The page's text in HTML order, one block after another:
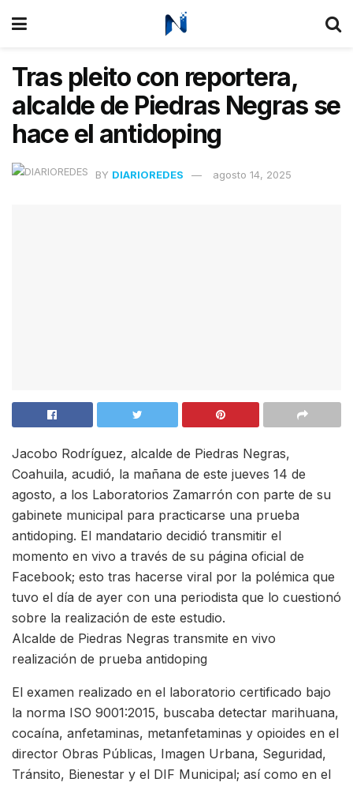
Tras pleito con reportera,
alcalde de Piedras Negras se
hace el antidoping
BY DIARIOREDES agosto 14, 2025
Jacobo Rodríguez, alcalde de Piedras Negras,
Coahuila, acudió, la mañana de este jueves 14 de
agosto, a los Laboratorios Zamarrón con parte de su
gabinete municipal para practicarse una prueba
antidoping. El mandatario decidió transmitir el
momento en vivo a través de su página oficial de
Facebook; esto tras hacerse viral por la polémica que
tuvo el día de ayer con una periodista que lo cuestionó
sobre la realización de este estudio.
Alcalde de Piedras Negras transmite en vivo
realización de prueba antidoping
El examen realizado en el laboratorio certificado bajo
la norma ISO 9001:2015, buscaba detectar marihuana,
cocaína, anfetaminas, metanfetaminas y opioides en el
director Obras Públicas, Imagen Urbana, Seguridad,
Tránsito, Bienestar y el DIF Municipal; así como en el